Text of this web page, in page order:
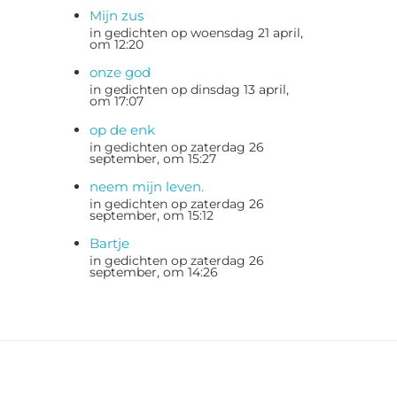
Mijn zus
in gedichten op woensdag 21 april,
om 12:20
onze god
in gedichten op dinsdag 13 april,
om 17:07
op de enk
in gedichten op zaterdag 26
september, om 15:27
neem mijn leven.
in gedichten op zaterdag 26
september, om 15:12
Bartje
in gedichten op zaterdag 26
september, om 14:26